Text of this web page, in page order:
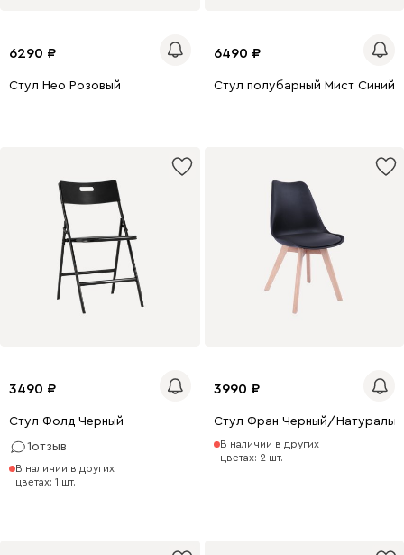
6290
Стул Нео Розовый
6490
Стул полубарный Мист Синий
3490
Стул Фолд Черный
1отзыв
В наличии в других
цветах: 1 шт.
3990
Стул Фран Черный/
В наличии в других
цветах: 2 шт.